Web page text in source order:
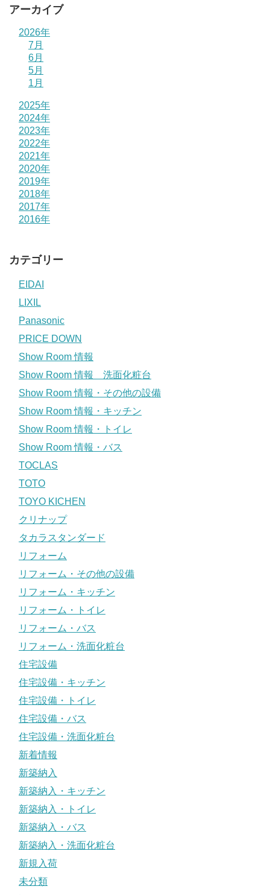
アーカイブ
2026年
7月
6月
5月
1月
2025年
2024年
2023年
2022年
2021年
2020年
2019年
2018年
2017年
2016年
カテゴリー
EIDAI
LIXIL
Panasonic
PRICE DOWN
Show Room 情報
Show Room 情報 洗面化粧台
Show Room 情報・その他の設備
Show Room 情報・キッチン
Show Room 情報・トイレ
Show Room 情報・バス
TOCLAS
TOTO
TOYO KICHEN
クリナップ
タカラスタンダード
リフォーム
リフォーム・その他の設備
リフォーム・キッチン
リフォーム・トイレ
リフォーム・バス
リフォーム・洗面化粧台
住宅設備
住宅設備・キッチン
住宅設備・トイレ
住宅設備・バス
住宅設備・洗面化粧台
新着情報
新築納入
新築納入・キッチン
新築納入・トイレ
新築納入・バス
新築納入・洗面化粧台
新規入荷
未分類